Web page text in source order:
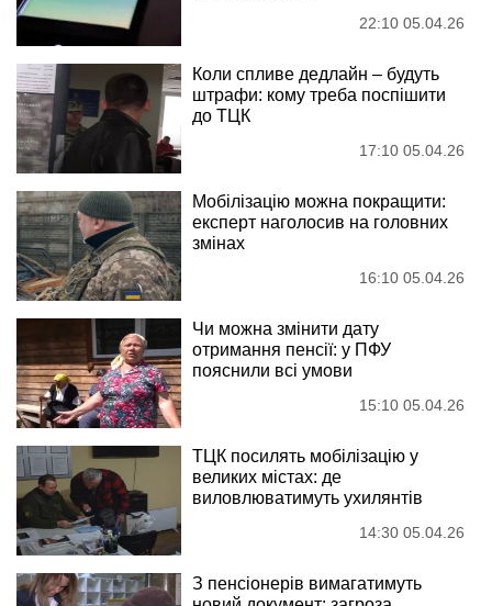
22:10 05.04.26
Коли спливе дедлайн – будуть
штрафи: кому треба поспішити
до ТЦК
17:10 05.04.26
Мобілізацію можна покращити:
експерт наголосив на головних
змінах
16:10 05.04.26
Чи можна змінити дату
отримання пенсії: у ПФУ
пояснили всі умови
15:10 05.04.26
ТЦК посилять мобілізацію у
великих містах: де
виловлюватимуть ухилянтів
14:30 05.04.26
З пенсіонерів вимагатимуть